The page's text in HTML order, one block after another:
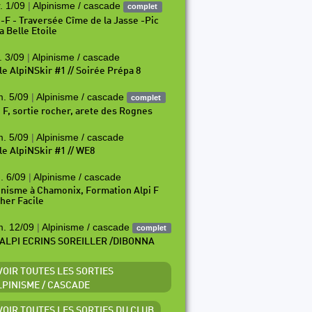
1/09 | Alpinisme / cascade complet
F - Traversée Cîme de la Jasse -Pic
Belle Etoile
3/09 | Alpinisme / cascade
AlpiNSkir #1 // Soirée Prépa 8
5/09 | Alpinisme / cascade complet
F, sortie rocher, arete des Rognes
5/09 | Alpinisme / cascade
AlpiNSkir #1 // WE8
6/09 | Alpinisme / cascade
à Chamonix, Formation Alpi F
Facile
12/09 | Alpinisme / cascade complet
ECRINS SOREILLER /DIBONNA
TOUTES LES SORTIES
/ CASCADE